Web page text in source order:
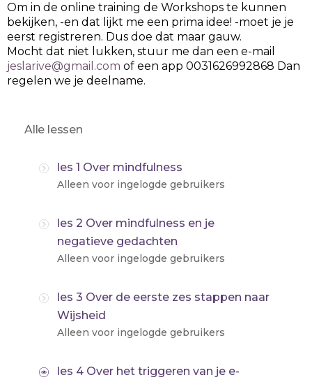
Om in de online training de Workshops te kunnen
bekijken, -en dat lijkt me een prima idee! -moet je je
eerst registreren. Dus doe dat maar gauw.
Mocht dat niet lukken, stuur me dan een e-mail
jeslarive@gmail.com of een app 0031626992868 Dan
regelen we je deelname.
Alle lessen
les 1 Over mindfulness
Alleen voor ingelogde gebruikers
les 2 Over mindfulness en je
negatieve gedachten
Alleen voor ingelogde gebruikers
les 3 Over de eerste zes stappen naar
Wijsheid
Alleen voor ingelogde gebruikers
les 4 Over het triggeren van je e-